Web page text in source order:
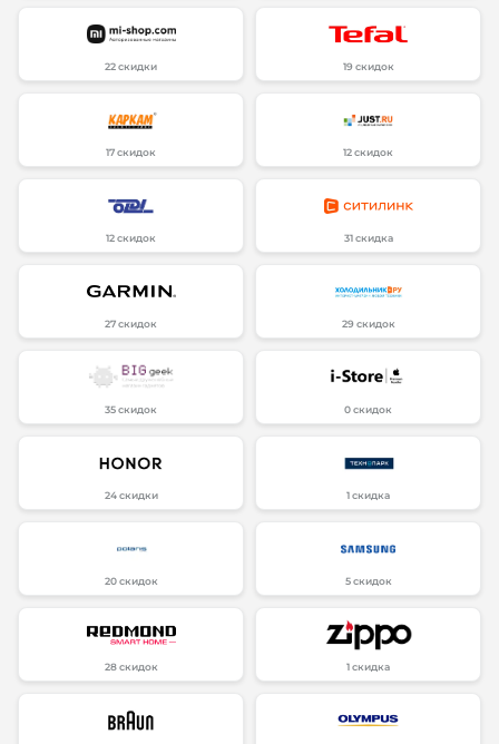
22 скидки 19 скидок
17 скидок 12 скидок
12 скидок 31 скидка
27 скидок 29 скидок
35 скидок 0 скидок
24 скидки 1 скидка
20 скидок 5 скидок
28 скидок 1 скидка